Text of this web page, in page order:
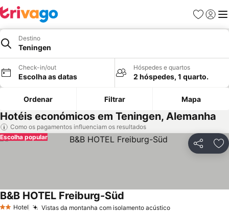
Favoritos
Iniciar
Destino
Teningen
Check-in/out
Escolha as datas
Hóspedes e quartos
2 hóspedes, 1 quarto.
Ordenar Filtrar Mapa
Hotéis económicos em Teningen, Alemanha
Como os pagamentos influenciam os resultados
Partilhar
Escolha popular
2 Estrelas
Hotel Vistas da montanha com isolamento acústicoVer preços
B&B HOTEL Freiburg-Süd